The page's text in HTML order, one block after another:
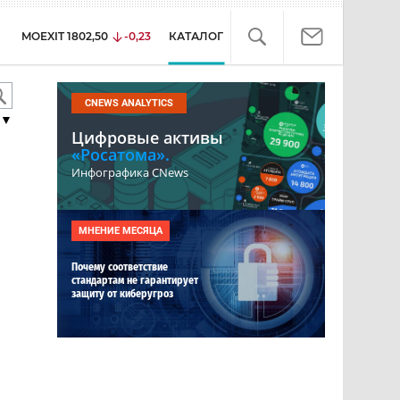
MOEXIT 1802,50 -0,23 КАТАЛОГ
CNEWS ANALYTICS
Цифровые активы
«Росатома».
Инфографика CNews
МНЕНИЕ МЕСЯЦА
Почему соответствие
стандартам не гарантирует
защиту от киберугроз